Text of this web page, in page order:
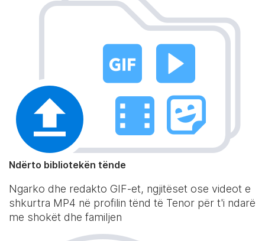
Ndërto bibliotekën tënde
Ngarko dhe redakto GIF-et, ngjitëset ose videot e
shkurtra MP4 në profilin tënd të Tenor për t'i ndarë
me shokët dhe familjen